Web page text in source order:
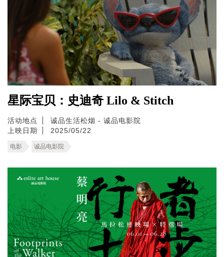
星际宝贝：史迪奇 Lilo & Stitch
活动地点
诚品生活松烟 - 诚品电影院
上映日期
2025/05/22
电影 诚品电影院